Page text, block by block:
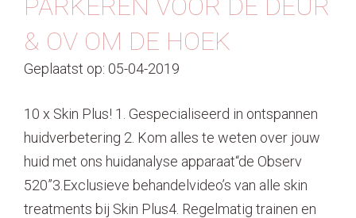
PARKEREN VOOR DE DEUR
& OV OM DE HOEK
Geplaatst op: 05-04-2019
10 x Skin Plus! 1. Gespecialiseerd in ontspannen
huidverbetering 2. Kom alles te weten over jouw
huid met ons huidanalyse apparaat“de Observ
520”3.Exclusieve behandelvideo’s van alle skin
treatments bij Skin Plus4. Regelmatig trainen en